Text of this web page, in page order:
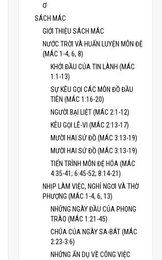
Ơ
SÁCH MÁC
GIỚI THIỆU SÁCH MÁC
NƯỚC TRỜI VÀ HUẤN LUYỆN MÔN ĐỆ
(MÁC 1-4, 6, 8)
KHỞI ĐẦU CỦA TIN LÀNH (MÁC
1:1-13)
SỰ KÊU GỌI CÁC MÔN ĐỒ ĐẦU
TIÊN (MÁC 1:16-20)
NGƯỜI BẠI LIỆT (MÁC 2:1-12)
KÊU GỌI LÊ-VI (MÁC 2:13-17)
MƯỜI HAI SỨ ĐỒ (MÁC 3:13-19)
MƯỜI HAI SỨ ĐỒ (MÁC 3:13-19)
TIẾN TRÌNH MÔN ĐỆ HÓA (MÁC
4:35-41; 6:45-52; 8:14-21)
NHỊP LÀM VIỆC, NGHỈ NGƠI VÀ THỜ
PHƯỢNG (MÁC 1-4, 6, 13)
NHỮNG NGÀY ĐẦU CỦA PHONG
TRÀO (MÁC 1:21-45)
CHÚA CỦA NGÀY SA-BÁT (MÁC
2:23-3:6)
NHỮNG ẨN DỤ VỀ CÔNG VIỆC